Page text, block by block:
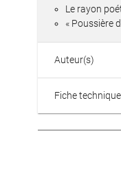
Le rayon
« Poussière
Auteur(s)
Fiche technique